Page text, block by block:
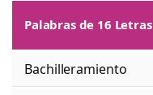
Palabras de 16 Letras
Bachilleramiento